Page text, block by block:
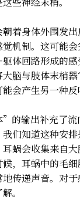
着身体外围发
机制。这可能
体回路形成的
脑与肢体末梢
会产生另一种反
输出补充了流
们知道这种安
蜗会收集来自大
，耳蜗中的毛
传递声音。对
。